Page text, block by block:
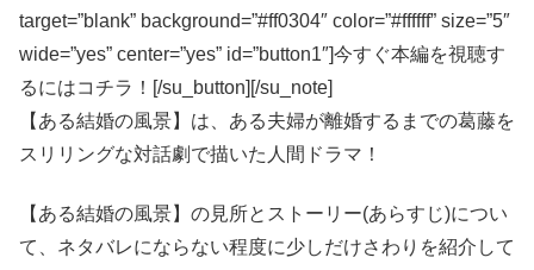
target=”blank” background=”#ff0304″ color=”#ffffff” size=”5″
wide=”yes” center=”yes” id=”button1″]今すぐ本編を視聴す
るにはコチラ！[/su_button][/su_note]
【ある結婚の風景】は、ある夫婦が離婚するまでの葛藤を
スリリングな対話劇で描いた人間ドラマ！
【ある結婚の風景】の見所とストーリー(あらすじ)につい
て、ネタバレにならない程度に少しだけさわりを紹介して